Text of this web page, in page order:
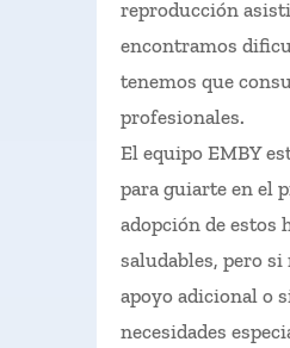
reproducción
encontramos
tenemos que
profesionales.
El equipo EMBY
para guiarte en el
adopción de estos
saludables, pero si
apoyo adicional o
necesidades